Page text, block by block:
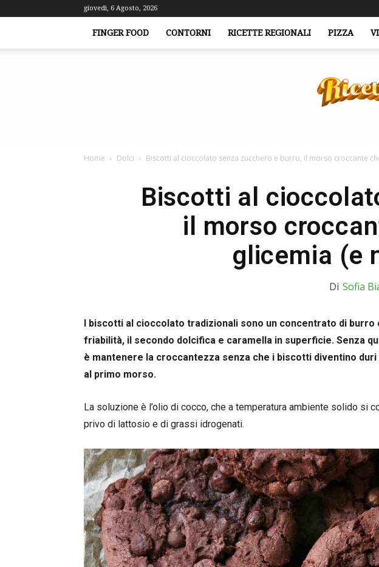
giovedì, 6 Agosto, 2026
FINGER FOOD CONTORNI RICETTE REGIONALI PIZZA
Home Dolci Biscotti al cioccolato senza zucchero e burro, il morso croccante
Biscotti al
il morso
glicemia (e
Di Sofia
I biscotti al cioccolato tradizionali sono un concentrato di burro
friabilità, il secondo dolcifica e caramella in superficie. Senza
è mantenere la croccantezza senza che i biscotti diventino
al primo morso.
La soluzione è l’olio di cocco, che a temperatura ambiente solido si
privo di lattosio e di grassi idrogenati.